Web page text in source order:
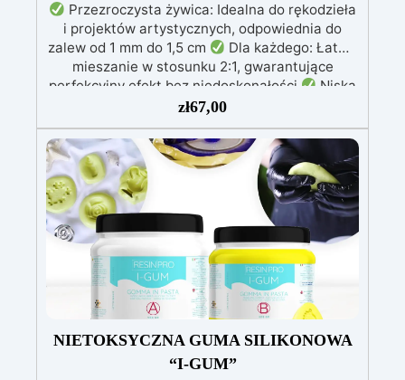
Przezroczysta żywica: Idealna do rękodzieła
i projektów artystycznych, odpowiednia do
zalew od 1 mm do 1,5 cm
Dla każdego: Łatwe
mieszanie w stosunku 2:1, gwarantujące
perfekcyjny efekt bez niedoskonałości
Niska
lepkość: Zapewnia odlewy bez pęcherzyków,
kompatybilna z drewnem, silikonem, szkłem,
metalem i innymi materiałami
Bezpieczna po
utwardzeniu: Nietoksyczna, bezpieczna dla
skóry, wolna od BPA i rozpuszczalników (VOC
Free)
Błyszcząca i samopoziomująca: Z
filtrami UV przeciw żółknięciu dla trwałego i
lśniącego wykończenia
zł67,00
NIETOKSYCZNA GUMA SILIKONOWA
“I-GUM”